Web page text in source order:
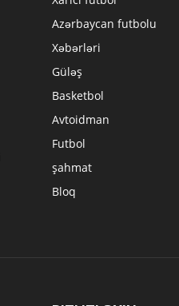
Azərbaycan futbolu
Xəbərləri
Güləş
Basketbol
Avtoidman
Futbol
şahmat
Bloq